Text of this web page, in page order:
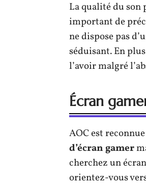
La qualité du
important de
ne dispose pas
séduisant. En
l’avoir malgré
Écran
AOC est
d’écrangamer
cherchez un
orientez-vous